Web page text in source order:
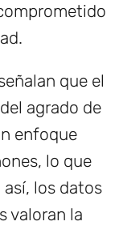
que el
agrado de
enfoque
lo que
los datos
valoran la